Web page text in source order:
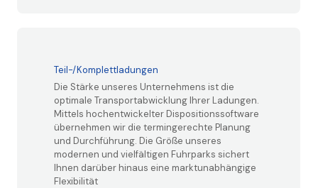
Teil-/Komplettladungen
Die Stärke unseres Unternehmens ist die
optimale Transportabwicklung Ihrer Ladungen.
Mittels hochentwickelter Dispositionssoftware
übernehmen wir die termingerechte Planung
und Durchführung. Die Größe unseres
modernen und vielfältigen Fuhrparks sichert
Ihnen darüber hinaus eine marktunabhängige
Flexibilität